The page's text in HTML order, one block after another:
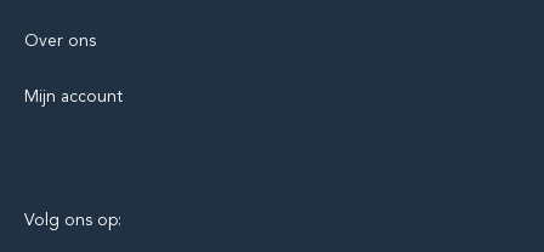
Over ons
Mijn account
Volg ons op: